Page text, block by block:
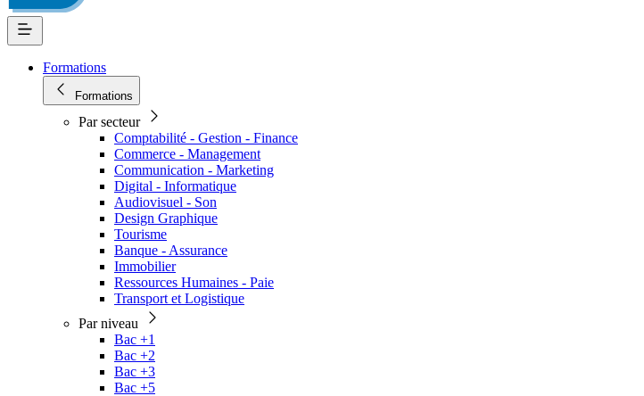
Formations
Formations
Par secteur
Comptabilité - Gestion - Finance
Commerce - Management
Communication - Marketing
Digital - Informatique
Audiovisuel - Son
Design Graphique
Tourisme
Banque - Assurance
Immobilier
Ressources Humaines - Paie
Transport et Logistique
Par niveau
Bac +1
Bac +2
Bac +3
Bac +5